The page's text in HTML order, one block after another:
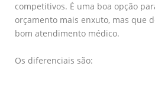
competitivos. É uma boa opção
orçamento mais enxuto, mas que
bom atendimento médico.
Os diferenciais são: